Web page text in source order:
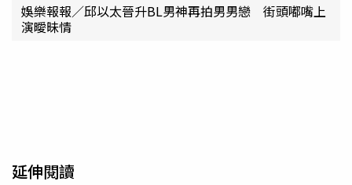
娛樂報報／邱以太晉升BL男神再拍男男戀 街頭嘟嘴上
演曖昧情
延伸閱讀